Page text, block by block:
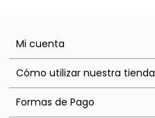
Mi cuenta
Cómo utilizar nuestra tienda
Formas de Pago